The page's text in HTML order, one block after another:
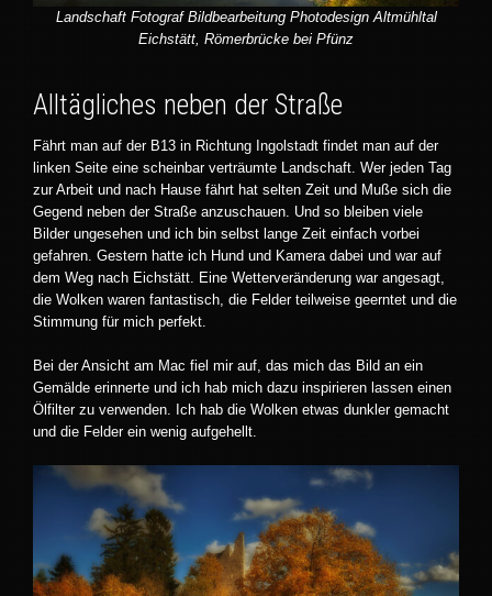
Landschaft Fotograf Bildbearbeitung Photodesign Altmühltal
Eichstätt, Römerbrücke bei Pfünz
Alltägliches neben der Straße
Fährt man auf der B13 in Richtung Ingolstadt findet man auf der
linken Seite eine scheinbar verträumte Landschaft. Wer jeden Tag
zur Arbeit und nach Hause fährt hat selten Zeit und Muße sich die
Gegend neben der Straße anzuschauen. Und so bleiben viele
Bilder ungesehen und ich bin selbst lange Zeit einfach vorbei
gefahren. Gestern hatte ich Hund und Kamera dabei und war auf
dem Weg nach Eichstätt. Eine Wetterveränderung war angesagt,
die Wolken waren fantastisch, die Felder teilweise geerntet und die
Stimmung für mich perfekt.
Bei der Ansicht am Mac fiel mir auf, das mich das Bild an ein
Gemälde erinnerte und ich hab mich dazu inspirieren lassen einen
Ölfilter zu verwenden. Ich hab die Wolken etwas dunkler gemacht
und die Felder ein wenig aufgehellt.